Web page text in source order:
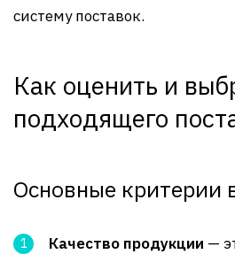
систему поставок.
Как оценить и
подходящего
Основные критерии
Качество продукции —